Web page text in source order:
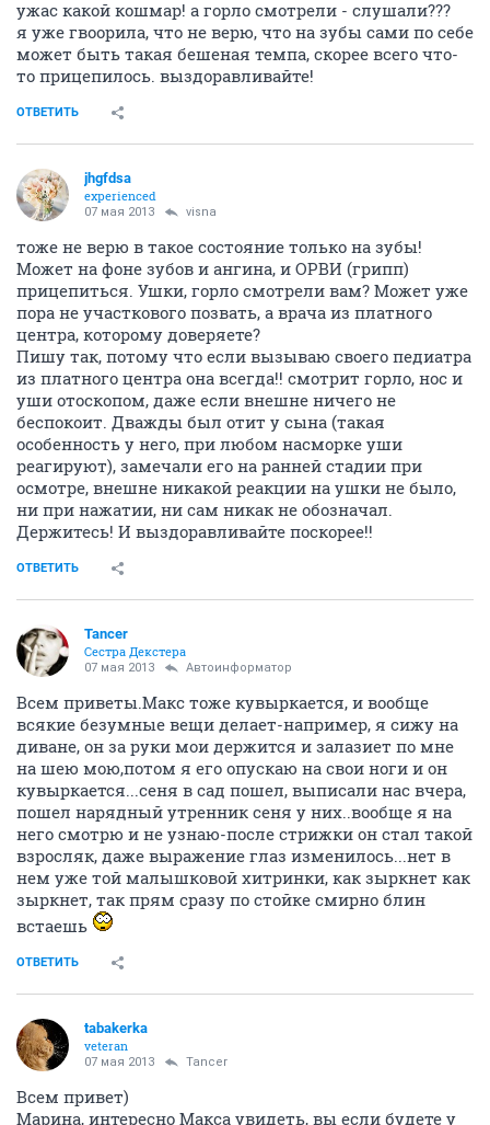
ужас какой кошмар! а горло смотрели - слушали???
я уже гвоорила, что не верю, что на зубы сами по себе
может быть такая бешеная темпа, скорее всего что-
то прицепилось. выздоравливайте!
ОТВЕТИТЬ
jhgfdsa
experienced
07 мая 2013 visna
тоже не верю в такое состояние только на зубы!
Может на фоне зубов и ангина, и ОРВИ (грипп)
прицепиться. Ушки, горло смотрели вам? Может уже
пора не участкового позвать, а врача из платного
центра, которому доверяете?
Пишу так, потому что если вызываю своего педиатра
из платного центра она всегда!! смотрит горло, нос и
уши отоскопом, даже если внешне ничего не
беспокоит. Дважды был отит у сына (такая
особенность у него, при любом насморке уши
реагируют), замечали его на ранней стадии при
осмотре, внешне никакой реакции на ушки не было,
ни при нажатии, ни сам никак не обозначал.
Держитесь! И выздоравливайте поскорее!!
ОТВЕТИТЬ
Tancer
Сестра Декстера
07 мая 2013 Автоинформатор
Всем приветы.Макс тоже кувыркается, и вообще
всякие безумные вещи делает-например, я сижу на
диване, он за руки мои держится и залазиет по мне
на шею мою,потом я его опускаю на свои ноги и он
кувыркается...сеня в сад пошел, выписали нас вчера,
пошел нарядный утренник сеня у них..вообще я на
него смотрю и не узнаю-после стрижки он стал такой
взросляк, даже выражение глаз изменилось...нет в
нем уже той малышковой хитринки, как зыркнет как
зыркнет, так прям сразу по стойке смирно блин
встаешь
ОТВЕТИТЬ
tabakerka
veteran
07 мая 2013 Tancer
Всем привет)
Марина, интересно Макса увидеть, вы если будете у